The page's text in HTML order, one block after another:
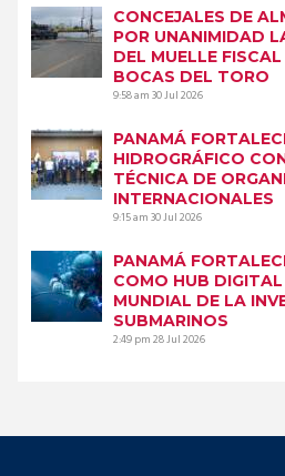
CONCEJALES DE
POR UNANIMIDAD
DEL MUELLE
BOCAS DEL TORO
9:58 am30 Jul 2026
PANAMÁ
HIDROGRÁFICO
TÉCNICA DE
INTERNACIONALES
9:15 am30 Jul 2026
PANAMÁ
COMO HUB
MUNDIAL DE LA
SUBMARINOS
2:49 pm28 Jul 2026